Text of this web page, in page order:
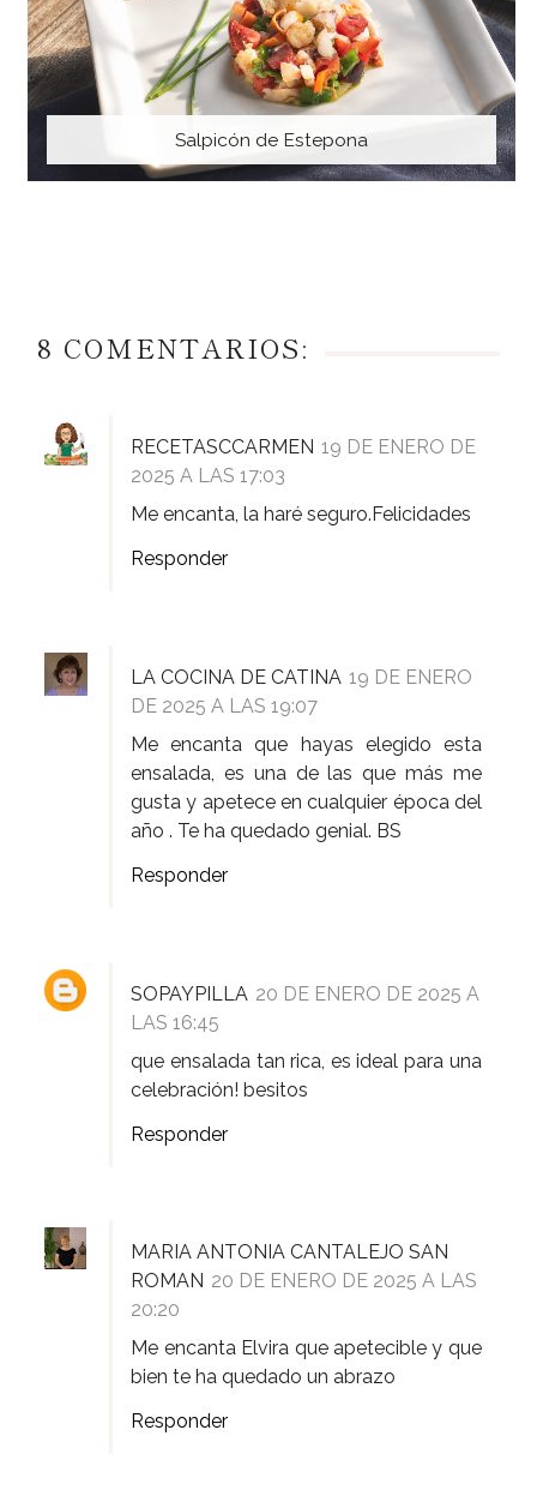
Salpicón de Estepona
8 COMENTARIOS:
RECETASCCARMEN 19 DE ENERO DE
2025 A LAS 17:03
Me encanta, la haré seguro.Felicidades
Responder
LA COCINA DE CATINA 19 DE ENERO
DE 2025 A LAS 19:07
Me encanta que hayas elegido esta
ensalada, es una de las que más me
gusta y apetece en cualquier época del
año . Te ha quedado genial. BS
Responder
SOPAYPILLA 20 DE ENERO DE 2025 A
LAS 16:45
que ensalada tan rica, es ideal para una
celebración! besitos
Responder
MARIA ANTONIA CANTALEJO SAN
ROMAN 20 DE ENERO DE 2025 A LAS
20:20
Me encanta Elvira que apetecible y que
bien te ha quedado un abrazo
Responder